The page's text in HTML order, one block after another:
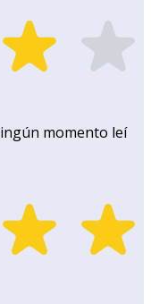
momento leí